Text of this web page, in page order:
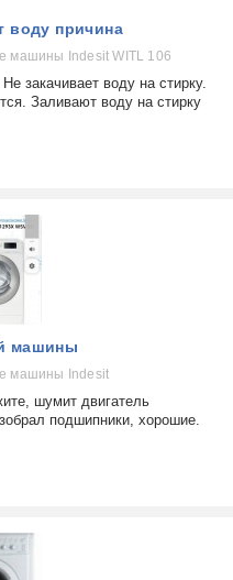
воду причина
машины Indesit WITL 106
закачивает воду на стирку.
Заливают воду на стирку
машины
машины Indesit
шумит двигатель
подшипники, хорошие.